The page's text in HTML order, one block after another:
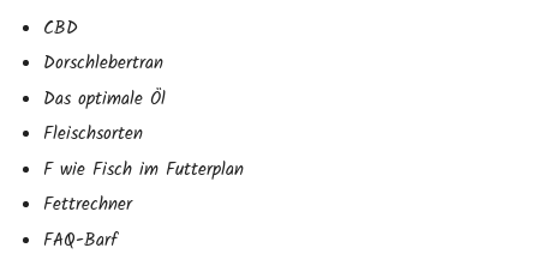
CBD
Dorschlebertran
Das optimale Öl
Fleischsorten
F wie Fisch im Futterplan
Fettrechner
FAQ-Barf